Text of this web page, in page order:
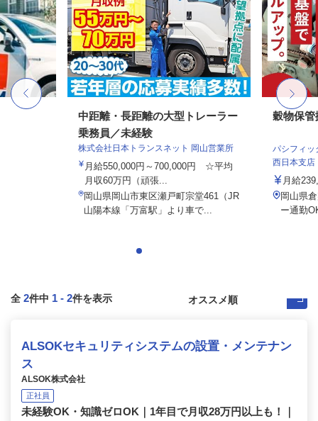
中距離・長距離の大型トレーラー
乗務員／未経験
株式会社日本トランスネット 岡山営業所
月給550,000円～700,000円 ☆平均
月収60万円（頑張...
岡山県岡山市東区瀬戸町宗堂461（JR
山陽本線「万富駅」より車で...
穀物保管
パシフィ
西日本支店
月給
岡山県
ー通勤
全 2件中 1 - 2件を表示
ALSOKセキュリティシステムの設置・メンテナン
ス
ALSOK株式会社
正社員
未経験OK・知識ゼロOK｜1年目で月収28万円以上も！｜